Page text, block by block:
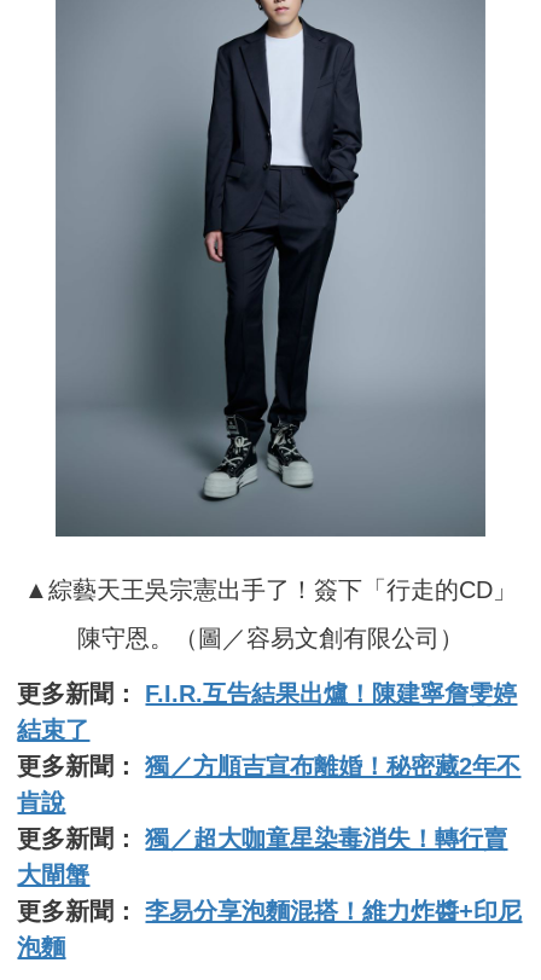
▲綜藝天王吳宗憲出手了！簽下「行走的CD」
陳守恩。（圖／容易文創有限公司）
更多新聞： F.I.R.互告結果出爐！陳建寧詹雯婷
結束了
更多新聞：獨／方順吉宣布離婚！秘密藏2年不
肯說
更多新聞：獨／超大咖童星染毒消失！轉行賣
大閘蟹
更多新聞：李易分享泡麵混搭！維力炸醬+印尼
泡麵